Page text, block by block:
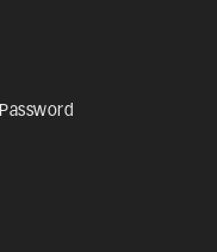
Password